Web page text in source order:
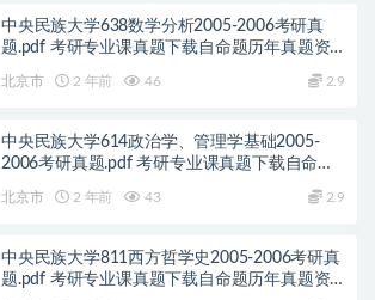
中央民族大学638数学分析2005-2006考研真
题.pdf 考研专业课真题下载自命题历年真题资
北京市 2 年前 46 2.9
中央民族大学614政治学、管理学基础2005-
2006考研真题.pdf 考研专业课真题下载自命题
北京市 2 年前 43 2.9
中央民族大学811西方哲学史2005-2006考研真
题.pdf 考研专业课真题下载自命题历年真题资